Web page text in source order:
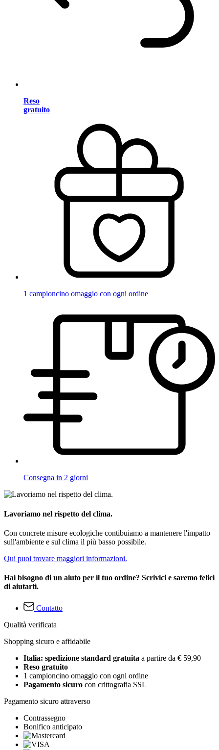
Reso
gratuito
1 campioncino omaggio con ogni ordine
Consegna in 2 giorni
Lavoriamo nel rispetto del clima.
Con concrete misure ecologiche contibuiamo a mantenere l'impatto
sull'ambiente e sul clima il più basso possibile.
Qui puoi trovare maggiori informazioni.
Hai bisogno di un aiuto per il tuo ordine? Scrivici e saremo felici
di aiutarti.
Contatto
Qualità verificata
Shopping sicuro e affidabile
Italia: spedizione standard gratuita a partire da € 59,90
Reso gratuito
1 campioncino omaggio con ogni ordine
Pagamento sicuro con crittografia SSL
Pagamento sicuro attraverso
Contrassegno
Bonifico anticipato